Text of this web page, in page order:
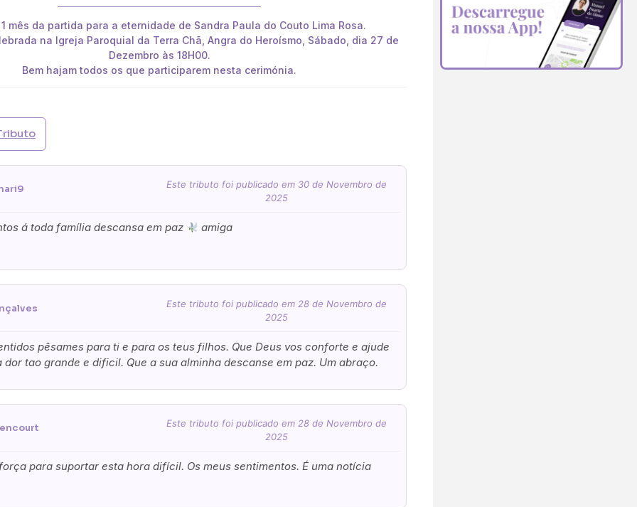
mês da partida para a eternidade de Sandra Paula do Couto Lima Rosa.
na Igreja Paroquial da Terra Chã, Angra do Heroísmo, Sábado, dia 27 de
Dezembro às 18H00.
Bem hajam todos os que participarem nesta cerimónia.
Este tributo foi publicado em 30 de Novembro de
2025
á toda família descansa em paz amiga
Este tributo foi publicado em 28 de Novembro de
2025
pêsames para ti e para os teus filhos. Que Deus vos conforte e ajude
dor tao grande e dificil. Que a sua alminha descanse em paz. Um abraço.
Este tributo foi publicado em 28 de Novembro de
2025
para suportar esta hora difícil. Os meus sentimentos. É uma notícia
Pague já com PayPal Pague mais tarde
Lima Rosa